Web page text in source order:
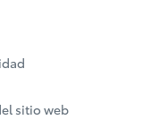
sitio web